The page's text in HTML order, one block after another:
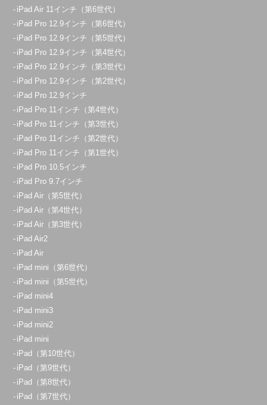
iPad Air 11インチ（第6世代）
iPad Pro 12.9インチ（第6世代）
iPad Pro 12.9インチ（第5世代）
iPad Pro 12.9インチ（第4世代）
iPad Pro 12.9インチ（第3世代）
iPad Pro 12.9インチ（第2世代）
iPad Pro 12.9インチ
iPad Pro 11インチ（第4世代）
iPad Pro 11インチ（第3世代）
iPad Pro 11インチ（第2世代）
iPad Pro 11インチ（第1世代）
iPad Pro 10.5インチ
iPad Pro 9.7インチ
iPad Air（第5世代）
iPad Air（第4世代）
iPad Air（第3世代）
iPad Air2
iPad Air
iPad mini（第6世代）
iPad mini（第5世代）
iPad mini4
iPad mini3
iPad mini2
iPad mini
iPad（第10世代）
iPad（第9世代）
iPad（第8世代）
iPad（第7世代）